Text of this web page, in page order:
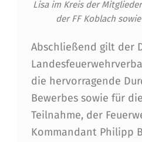
Lisa im Kreis der
der FF Koblach
Abschließend gilt der
die hervorragende
Bewerbes sowie für
Teilnahme, der
Kommandant Philipp